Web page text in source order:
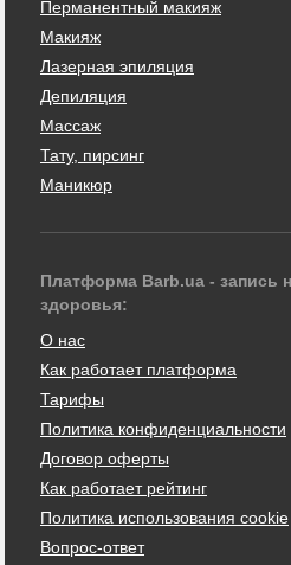
Перманентный макияж
Макияж
Лазерная эпиляция
Депиляция
Массаж
Тату, пирсинг
Маникюр
Платформа Barb.ua - запись
здоровья:
О нас
Как работает платформа
Тарифы
Политика конфиденциальности
Договор оферты
Как работает рейтинг
Политика использования cookie
Вопрос-ответ